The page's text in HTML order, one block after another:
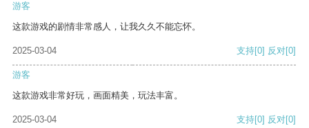
游客
这款游戏的剧情非常感人，让我久久不能忘怀。
2025-03-04 支持[0] 反对[0]
游客
这款游戏非常好玩，画面精美，玩法丰富。
2025-03-04 支持[0] 反对[0]